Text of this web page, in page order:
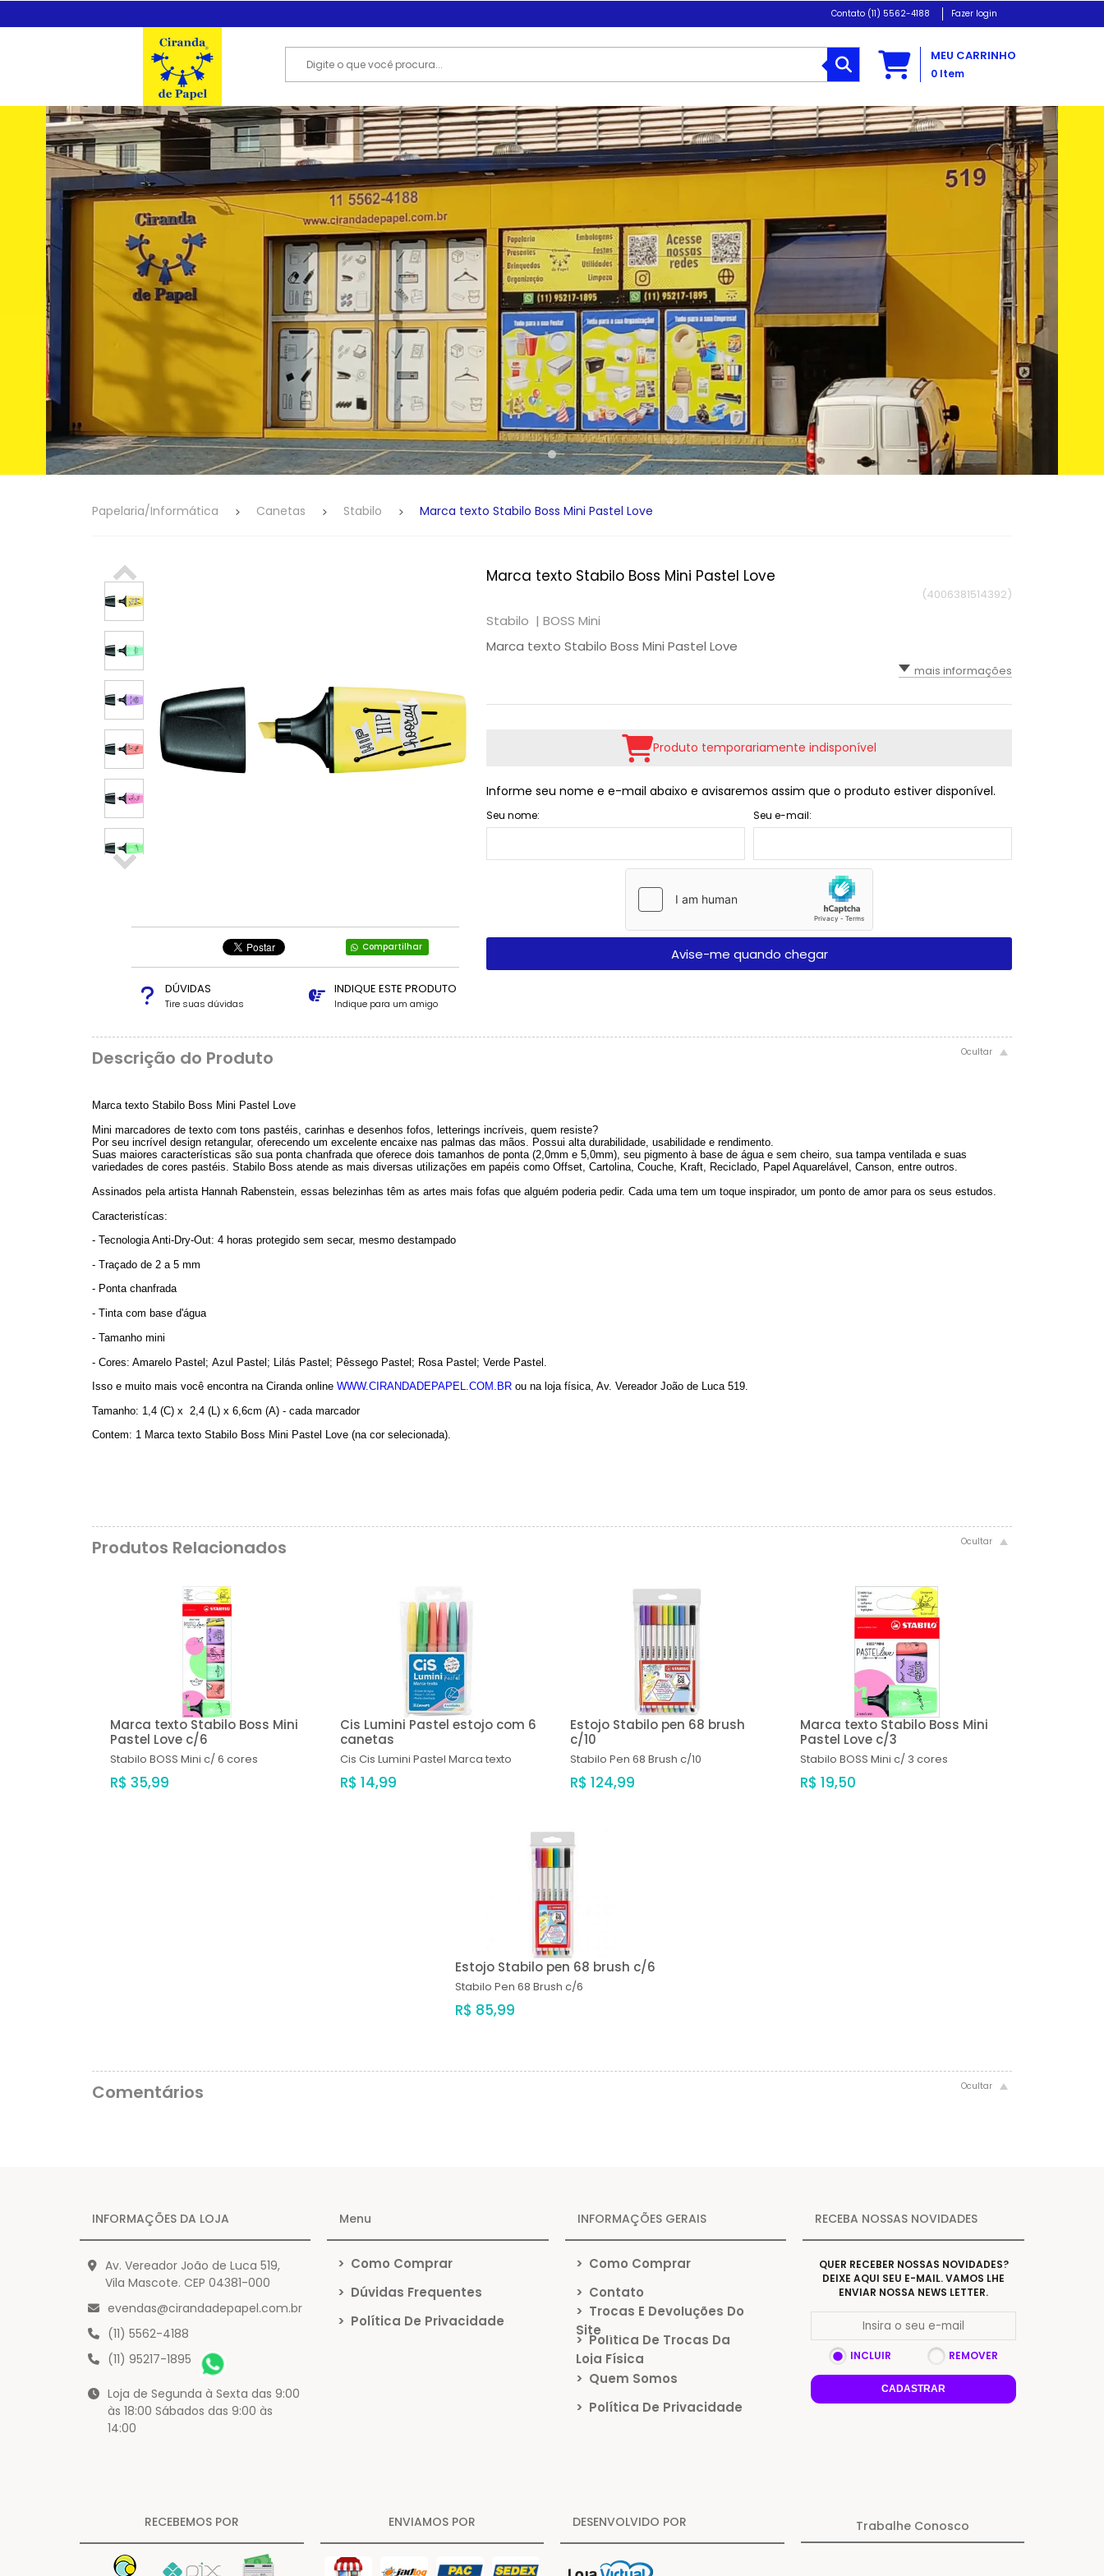
(11) 5562-4188 Fazer login
MEU CARRINHO
0 Item
Papelaria/Informática Canetas Stabilo Marca texto Stabilo Boss Mini Pastel Love
Compartilhar
DÚVIDAS
Tire suas dúvidas
INDIQUE ESTE PRODUTO
Indique para um amigo
Marca texto Stabilo Boss Mini Pastel Love
(4006381514392)
Stabilo | BOSS Mini
Marca texto Stabilo Boss Mini Pastel Love
mais informações
Produto temporariamente indisponível
Informe seu nome e e-mail abaixo e avisaremos assim que o produto estiver disponível.
Seu nome: Seu e-mail:
Avise-me quando chegar
Descrição do Produto
Marca texto Stabilo Boss Mini Pastel Love
Mini marcadores de texto com tons pastéis, carinhas e desenhos fofos, letterings incríveis, quem resiste?
Por seu incrível design retangular, oferecendo um excelente encaixe nas palmas das mãos. Possui alta durabilidade, usabilidade e rendimento.
Suas maiores características são sua ponta chanfrada que oferece dois tamanhos de ponta (2,0mm e 5,0mm), seu pigmento à base de água e sem cheiro, sua tampa ventilada e suas
variedades de cores pastéis. Stabilo Boss atende as mais diversas utilizações em papéis como Offset, Cartolina, Couche, Kraft, Reciclado, Papel Aquarelável, Canson, entre outros.
Assinados pela artista Hannah Rabenstein, essas belezinhas têm as artes mais fofas que alguém poderia pedir. Cada uma tem um toque inspirador, um ponto de amor para os seus estudos.
Caracteristícas:
- Tecnologia Anti-Dry-Out: 4 horas protegido sem secar, mesmo destampado
- Traçado de 2 a 5 mm
- Ponta chanfrada
- Tinta com base d'água
- Tamanho mini
- Cores: Amarelo Pastel; Azul Pastel; Lilás Pastel; Pêssego Pastel; Rosa Pastel; Verde Pastel.
Isso e muito mais você encontra na Ciranda online WWW.CIRANDADEPAPEL.COM.BR ou na loja física, Av. Vereador João de Luca 519.
Tamanho: 1,4 (C) x 2,4 (L) x 6,6cm (A) - cada marcador
Contem: 1 Marca texto Stabilo Boss Mini Pastel Love (na cor selecionada).
Produtos Relacionados
Marca texto Stabilo Boss Mini
Pastel Love c/6
Stabilo BOSS Mini c/ 6 cores
R$ 35,99
Cis Lumini Pastel estojo com 6
canetas
Cis Cis Lumini Pastel Marca texto
R$ 14,99
Estojo Stabilo pen 68 brush
c/10
Stabilo Pen 68 Brush c/10
R$ 124,99
Marca texto Stabilo Boss Mini
Pastel Love c/3
Stabilo BOSS Mini c/ 3 cores
R$ 19,50
Estojo Stabilo pen 68 brush c/6
Stabilo Pen 68 Brush c/6
R$ 85,99
Comentários
INFORMAÇÕES DA LOJA
Av. Vereador João de Luca 519,
Vila Mascote. CEP 04381-000
evendas@cirandadepapel.com.br
(11) 5562-4188
(11) 95217-1895
Loja de Segunda à Sexta das 9:00
às 18:00 Sábados das 9:00 às
14:00
Menu
> Como Comprar
> Dúvidas Frequentes
> Política De Privacidade
INFORMAÇÕES GERAIS
> Como Comprar
> Contato
> Trocas E Devoluções Do
Site
>Política De Trocas Da
Loja Física
> Quem Somos
> Política De Privacidade
RECEBA NOSSAS NOVIDADES
QUER RECEBER NOSSAS NOVIDADES?
DEIXE AQUI SEU E-MAIL. VAMOS LHE
ENVIAR NOSSA NEWS LETTER.
INCLUIR REMOVER
CADASTRAR
RECEBEMOS POR ENVIAMOS POR DESENVOLVIDO POR Trabalhe Conosco